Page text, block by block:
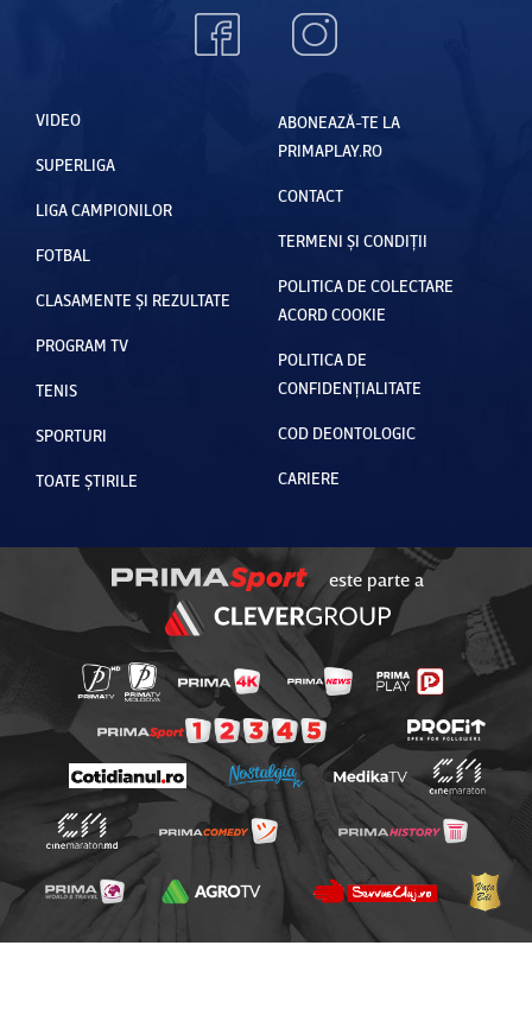
VIDEO
SUPERLIGA
LIGA CAMPIONILOR
FOTBAL
CLASAMENTE ȘI REZULTATE
PROGRAM TV
TENIS
SPORTURI
TOATE ȘTIRILE
ABONEAZĂ-TE LA
PRIMAPLAY.RO
CONTACT
TERMENI ȘI CONDIȚII
POLITICA DE COLECTARE
ACORD COOKIE
POLITICA DE
CONFIDENȚIALITATE
COD DEONTOLOGIC
CARIERE
este parte a